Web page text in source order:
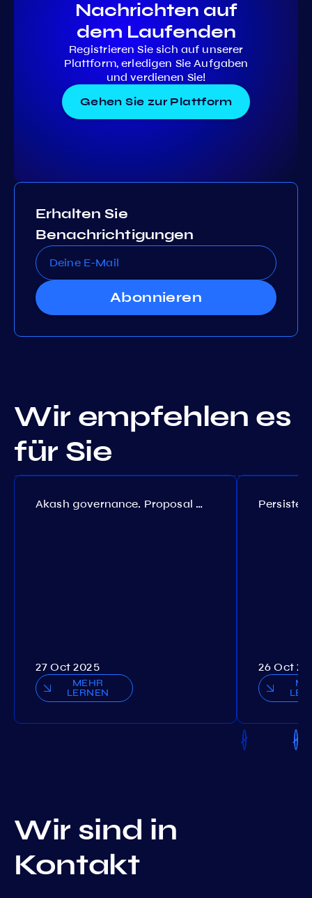
Nachrichten auf
dem Laufenden
Registrieren Sie sich auf unserer
Plattform, erledigen Sie Aufgaben
und verdienen Sie!
Gehen Sie zur Plattform
Erhalten Sie
Benachrichtigungen
Abonnieren
Wir empfehlen es
für Sie
Akash governance. Proposal №308
27 Oct 2025
MEHR
LERNEN
26 Oct
Wir sind in
Kontakt